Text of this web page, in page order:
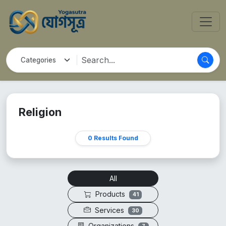
Religion
0 Results Found
All
Products
41
Services 30